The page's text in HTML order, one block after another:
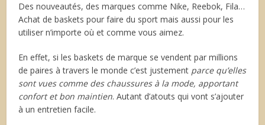
Des nouveautés, des marques comme Nike, Reebok, Fila…
Achat de baskets pour faire du sport mais aussi pour les
utiliser n’importe où et comme vous aimez.
En effet, si les baskets de marque se vendent par millions
de paires à travers le monde c’est justement parce qu’elles
sont vues comme des chaussures à la mode, apportant
confort et bon maintien. Autant d’atouts qui vont s’ajouter
à un entretien facile.